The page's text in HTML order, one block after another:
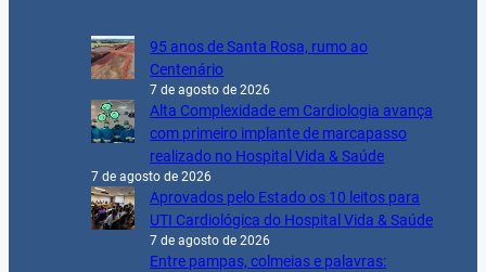
95 anos de Santa Rosa, rumo ao
Centenário
7 de agosto de 2026
Alta Complexidade em Cardiologia avança
com primeiro implante de marcapasso
realizado no Hospital Vida & Saúde
7 de agosto de 2026
Aprovados pelo Estado os 10 leitos para
UTI Cardiológica do Hospital Vida & Saúde
7 de agosto de 2026
Entre pampas, colmeias e palavras: